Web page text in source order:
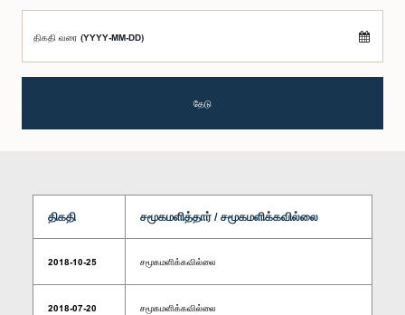
திகதி வரை (YYYY-MM-DD)
தேடு
திகதி சமூகமளித்தார் / சமூகமளிக்கவில்லை
2018-10-25 சமூகமளிக்கவில்லை
2018-07-20 சமூகமளிக்கவில்லை